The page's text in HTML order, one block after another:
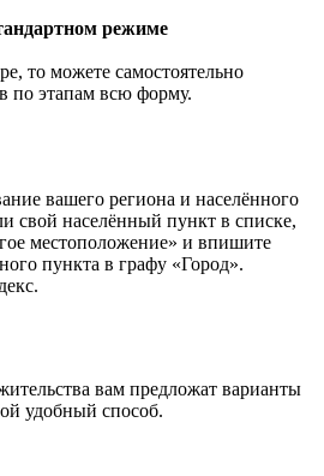
режиме
то можете самостоятельно
по этапам всю форму.
вашего региона и населённого
свой населённый пункт в списке,
местоположение» и впишите
пункта в графу «Город».
вам предложат варианты
удобный способ.